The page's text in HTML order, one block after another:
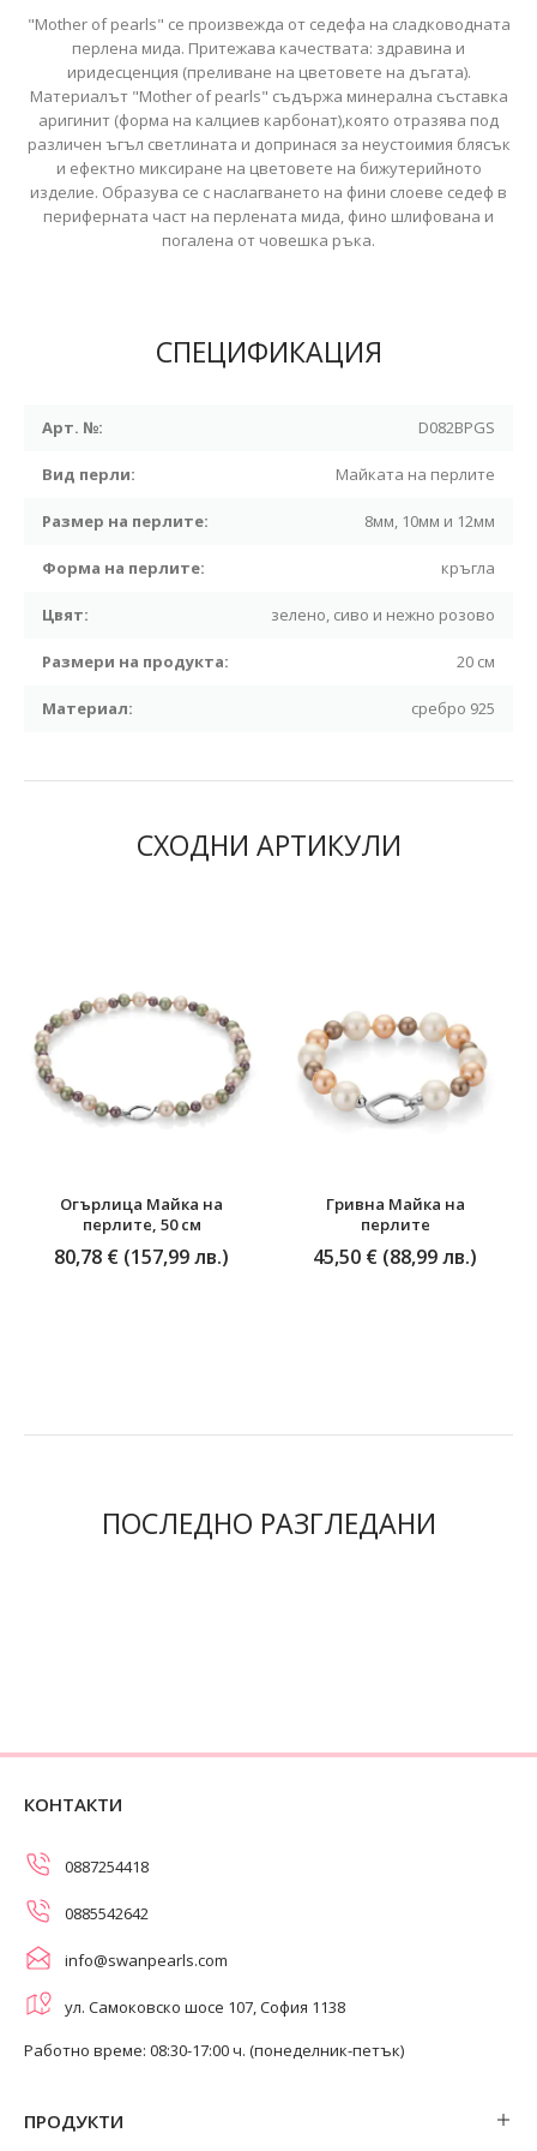
"Mother of pearls" се произвежда от седефа на сладководната
перлена мида. Притежава качествата: здравина и
иридесценция (преливане на цветовете на дъгата).
Материалът "Mother of pearls" съдържа минерална съставка
аригинит (форма на калциев карбонат),която отразява под
различен ъгъл светлината и допринася за неустоимия блясък
и ефектно миксиране на цветовете на бижутерийното
изделие. Образува се с наслагването на фини слoеве седеф в
периферната част на перлената мида, фино шлифована и
пoгалена от човешка ръка.
СПЕЦИФИКАЦИЯ
Арт. №: D082BPGS
Вид перли: Майката на перлите
Размер на перлите: 8мм, 10мм и 12мм
Форма на перлите: кръгла
Цвят: зелено, сиво и нежно розово
Размери на продукта: 20 см
Материал: сребро 925
СХОДНИ АРТИКУЛИ
Огърлица Майка на
перлите, 50 см
80,78 € (157,99 лв.)
Гривна Майка на
перлите
45,50 € (88,99 лв.)
ПОСЛЕДНО РАЗГЛЕДАНИ
КОНТАКТИ
0887254418
0885542642
info@swanpearls.com
ул. Самоковско шосе 107, София 1138
Работно време: 08:30-17:00 ч. (понеделник-петък)
ПРОДУКТИ